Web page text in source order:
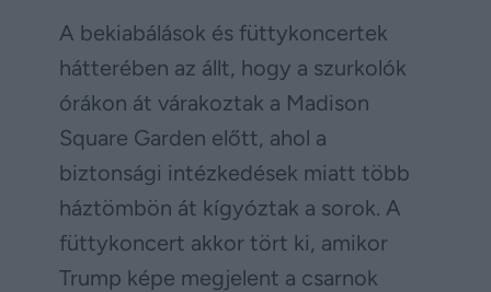
A bekiabálások és füttykoncertek
hátterében az állt, hogy a szurkolók
órákon át várakoztak a Madison
Square Garden előtt, ahol a
biztonsági intézkedések miatt több
háztömbön át kígyóztak a sorok. A
füttykoncert akkor tört ki, amikor
Trump képe megjelent a csarnok